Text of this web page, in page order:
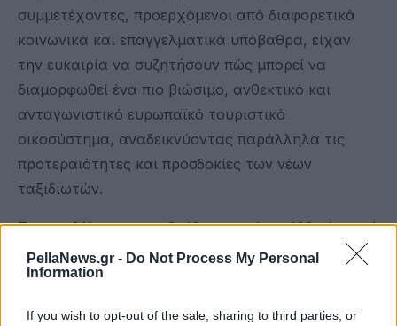
PellaNews.gr - Do Not Process My Personal
Information
If you wish to opt-out of the sale, sharing to third parties, or
συμμετέχοντες, προερχόμενοι από διαφορετικά
κοινωνικά και επαγγελματικά υπόβαθρα, είχαν
την ευκαιρία να συζητήσουν πώς μπορεί να
διαμορφωθεί ένα πιο βιώσιμο, ανθεκτικό και
ανταγωνιστικό ευρωπαϊκό τουριστικό
οικοσύστημα, αναδεικνύοντας παράλληλα τις
προτεραιότητες και προσδοκίες των νέων
ταξιδιωτών.
Στην εκδήλωση παραβρέθηκαν επίσης 100 νέοι από
την Ελλάδα, οι οποίοι είχαν τη δυνατότητα να
συμμετέχουν ενεργά μέσω ερωτήσεων και